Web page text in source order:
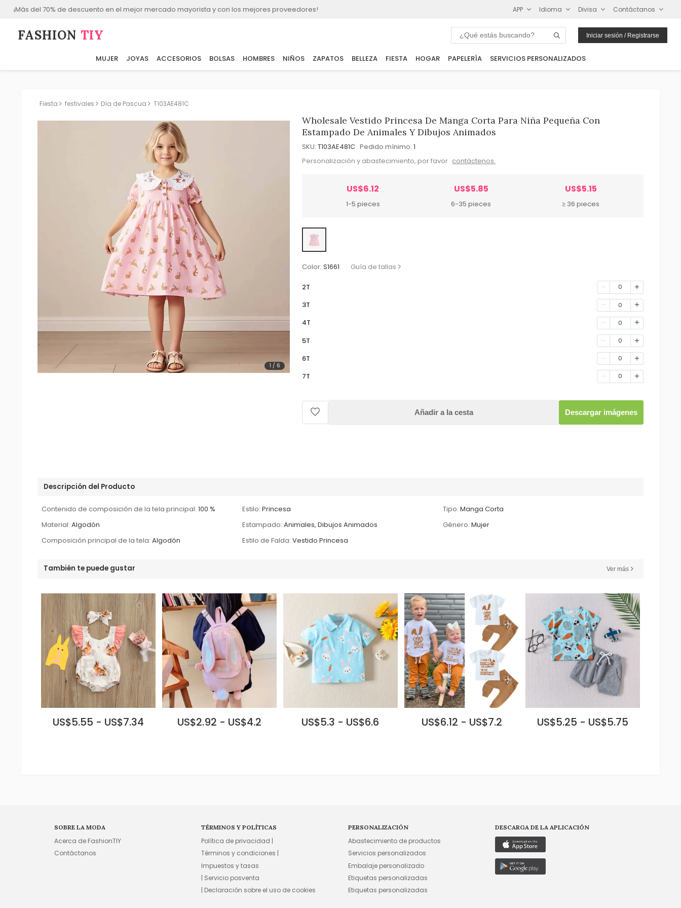
¡Más del 70% de descuento en el mejor mercado mayorista y con los mejores proveedores! APP Idioma Divisa Contáctanos
FASHION⁠ TIY Iniciar sesión / Registrarse
MUJER JOYAS ACCESORIOS BOLSAS HOMBRES NIÑOS ZAPATOS BELLEZA FIESTA HOGAR PAPELERÍA SERVICIOS PERSONALIZADOS
Fiesta festivales Día de Pascua T103AE481C
1 / 6
Wholesale Vestido Princesa De Manga Corta Para Niña Pequeña Con
Estampado De Animales Y Dibujos Animados
SKU: T103AE481C Pedido mínimo: 1
Personalización y abastecimiento, por favor contáctenos.
US$6.12
1-5 pieces
US$5.85
6-35 pieces
US$5.15
≥ 36 pieces
Color: S1661 Guía de tallas
2T 0
3T 0
4T 0
5T 0
6T 0
7T 0
Añadir a la cesta Descargar imágenes
Descripción del Producto
Contenido de composición de la tela principal: 100 % Estilo: Princesa Tipo: Manga Corta
Material: Algodón Estampado: Animales, Dibujos Animados Género: Mujer
Composición principal de la tela: Algodón Estilo de Falda: Vestido Princesa
También te puede gustar Ver más
US$5.55 - US$7.34 US$2.92 - US$4.2 US$5.3 - US$6.6 US$6.12 - US$7.2 US$5.25 - US$5.75
SOBRE LA MODA
Acerca de FashionTIY
Contáctanos
TÉRMINOS Y POLÍTICAS
Política de privacidad |
Términos y condiciones |
Impuestos y tasas
| Servicio posventa
| Declaración sobre el uso de cookies
PERSONALIZACIÓN
Abastecimiento de productos
Servicios personalizados
Embalaje personalizado
Etiquetas personalizadas
Etiquetas personalizadas
DESCARGA DE LA APLICACIÓN